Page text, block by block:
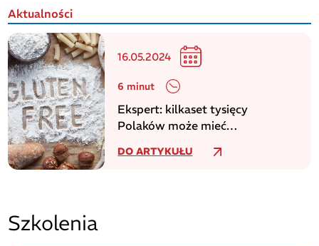
Aktualności
16.05.2024
6 minut
Ekspert: kilkaset tysięcy
Polaków może mieć
DO ARTYKUŁU
Szkolenia